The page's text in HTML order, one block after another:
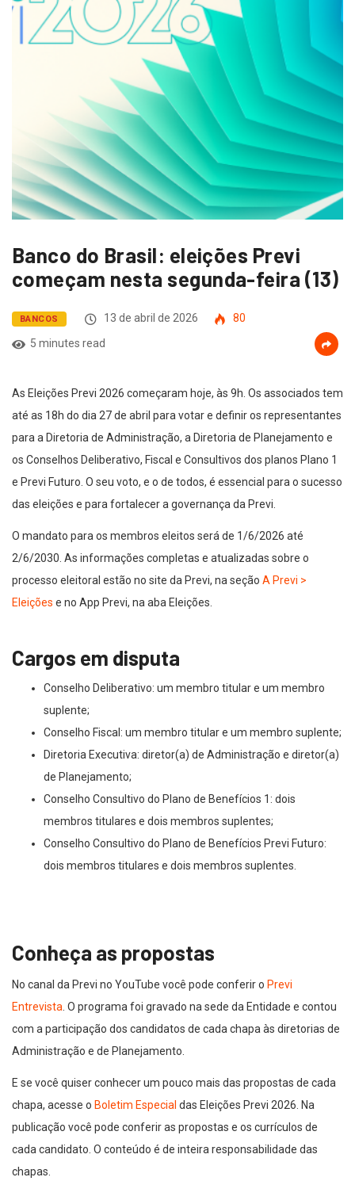
Banco do Brasil: eleições Previ
começam nesta segunda-feira (13)
BANCOS 13 de abril de 2026
80
5 minutes read
As Eleições Previ 2026 começaram hoje, às 9h. Os associados tem
até as 18h do dia 27 de abril para votar e definir os representantes
para a Diretoria de Administração, a Diretoria de Planejamento e
os Conselhos Deliberativo, Fiscal e Consultivos dos planos Plano 1
e Previ Futuro. O seu voto, e o de todos, é essencial para o sucesso
das eleições e para fortalecer a governança da Previ.
O mandato para os membros eleitos será de 1/6/2026 até
2/6/2030. As informações completas e atualizadas sobre o
processo eleitoral estão no site da Previ, na seção A Previ >
Eleições e no App Previ, na aba Eleições.
Cargos em disputa
Conselho Deliberativo: um membro titular e um membro
suplente;
Conselho Fiscal: um membro titular e um membro suplente;
Diretoria Executiva: diretor(a) de Administração e diretor(a)
de Planejamento;
Conselho Consultivo do Plano de Benefícios 1: dois
membros titulares e dois membros suplentes;
Conselho Consultivo do Plano de Benefícios Previ Futuro:
dois membros titulares e dois membros suplentes.
Conheça as propostas
No canal da Previ no YouTube você pode conferir o Previ
Entrevista . O programa foi gravado na sede da Entidade e contou
com a participação dos candidatos de cada chapa às diretorias de
Administração e de Planejamento.
E se você quiser conhecer um pouco mais das propostas de cada
chapa, acesse o Boletim Especial das Eleições Previ 2026. Na
publicação você pode conferir as propostas e os currículos de
cada candidato. O conteúdo é de inteira responsabilidade das
chapas.